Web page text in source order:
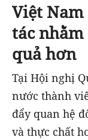
Việt
tác nhằm
quả hơn
Tại Hội nghị
nước thành
đẩy quan hệ
và thực chất